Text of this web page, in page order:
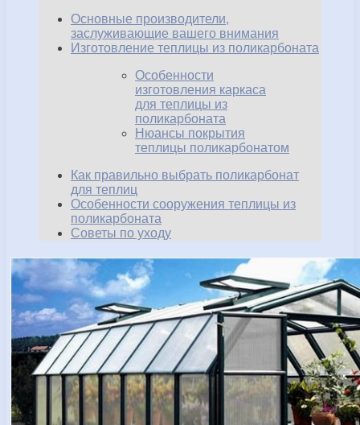
Основные производители,
заслуживающие вашего внимания
Изготовление теплицы из поликарбоната
Особенности
изготовления каркаса
для теплицы из
поликарбоната
Нюансы покрытия
теплицы поликарбонатом
Как правильно выбрать поликарбонат
для теплиц
Особенности сооружения теплицы из
поликарбоната
Советы по уходу